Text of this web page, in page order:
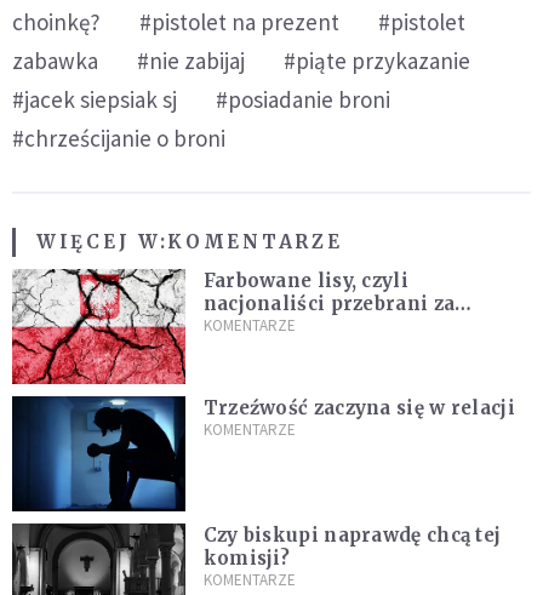
choinkę?
#pistolet na prezent
#pistolet
zabawka
#nie zabijaj
#piąte przykazanie
#jacek siepsiak sj
#posiadanie broni
#chrześcijanie o broni
WIĘCEJ W:KOMENTARZE
Farbowane lisy, czyli
nacjonaliści przebrani za
chrześcijan
KOMENTARZE
Trzeźwość zaczyna się w relacji
KOMENTARZE
Czy biskupi naprawdę chcą tej
komisji?
KOMENTARZE